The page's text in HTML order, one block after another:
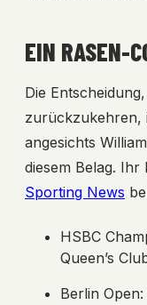
EIN RASEN-
Die
zurückzukehren,
angesichts
diesem Belag. Ihr
Sporting News
HSBC
Queen’s
Berlin